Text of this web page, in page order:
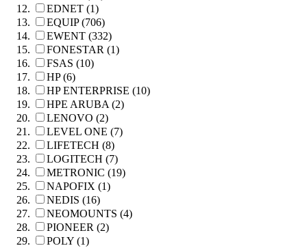
EDNET (1)
EQUIP (706)
EWENT (332)
FONESTAR (1)
FSAS (10)
HP (6)
HP ENTERPRISE (10)
HPE ARUBA (2)
LENOVO (2)
LEVEL ONE (7)
LIFETECH (8)
LOGITECH (7)
METRONIC (19)
NAPOFIX (1)
NEDIS (16)
NEOMOUNTS (4)
PIONEER (2)
POLY (1)